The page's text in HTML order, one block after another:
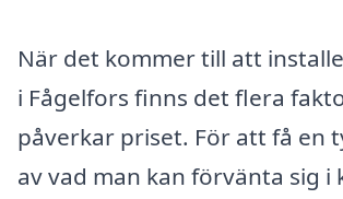
När det kommer till att
i Fågelfors finns det flera
påverkar priset. För att få en
av vad man kan förvänta sig i